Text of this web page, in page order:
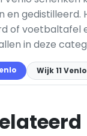
en
of voetbaltafel
in deze
Wijk 11